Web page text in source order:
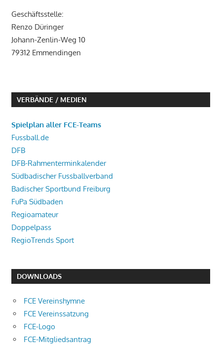
Geschäftsstelle:
Renzo Düringer
Johann-Zenlin-Weg 10
79312 Emmendingen
VERBÄNDE / MEDIEN
Spielplan aller FCE-Teams
Fussball.de
DFB
DFB-Rahmenterminkalender
Südbadischer Fussballverband
Badischer Sportbund Freiburg
FuPa Südbaden
Regioamateur
Doppelpass
RegioTrends Sport
DOWNLOADS
FCE Vereinshymne
FCE Vereinssatzung
FCE-Logo
FCE-Mitgliedsantrag